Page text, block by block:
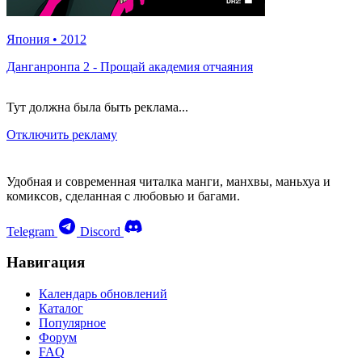
Япония • 2012
Данганронпа 2 - Прощай академия отчаяния
Тут должна была быть реклама...
Отключить рекламу
Удобная и современная читалка манги, манхвы, маньхуа и
комиксов, сделанная с любовью и багами.
Telegram Discord
Навигация
Календарь обновлений
Каталог
Популярное
Форум
FAQ